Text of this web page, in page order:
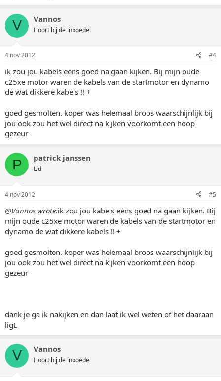
V Vannos
Hoort bij de inboedel
4 nov 2012 #4
ik zou jou kabels eens goed na gaan kijken. Bij mijn oude
c25xe motor waren de kabels van de startmotor en dynamo
de wat dikkere kabels !! +
goed gesmolten. koper was helemaal broos waarschijnlijk bij
jou ook zou het wel direct na kijken voorkomt een hoop
gezeur
P patrick janssen
Lid
4 nov 2012 #5
@Vannos wrote:ik zou jou kabels eens goed na gaan kijken. Bij
mijn oude c25xe motor waren de kabels van de startmotor en
dynamo de wat dikkere kabels !! +
goed gesmolten. koper was helemaal broos waarschijnlijk bij
jou ook zou het wel direct na kijken voorkomt een hoop
gezeur
dank je ga ik nakijken en dan laat ik wel weten of het daaraan
ligt.
V Vannos
Hoort bij de inboedel